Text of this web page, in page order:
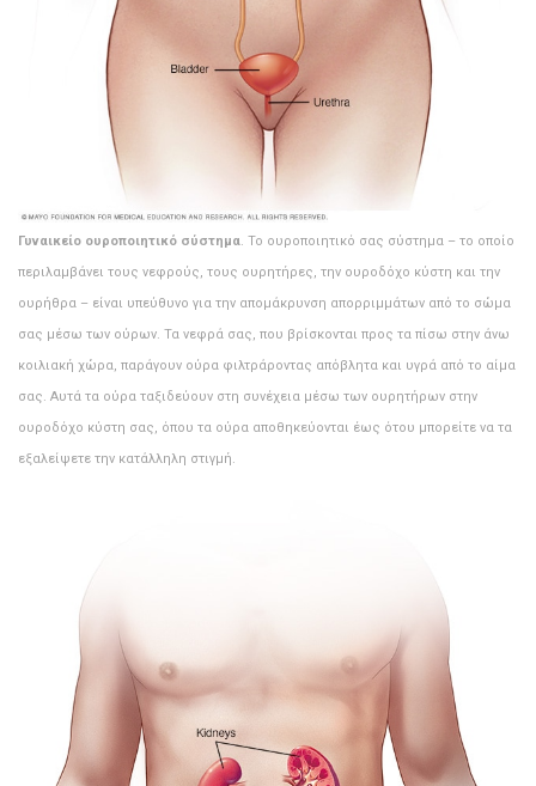
Γυναικείο ουροποιητικό σύστημα. Το ουροποιητικό σας σύστημα – το οποίο
περιλαμβάνει τους νεφρούς, τους ουρητήρες, την ουροδόχο κύστη και την
ουρήθρα – είναι υπεύθυνο για την απομάκρυνση απορριμμάτων από το σώμα
σας μέσω των ούρων. Τα νεφρά σας, που βρίσκονται προς τα πίσω στην άνω
κοιλιακή χώρα, παράγουν ούρα φιλτράροντας απόβλητα και υγρά από το αίμα
σας. Αυτά τα ούρα ταξιδεύουν στη συνέχεια μέσω των ουρητήρων στην
ουροδόχο κύστη σας, όπου τα ούρα αποθηκεύονται έως ότου μπορείτε να τα
εξαλείψετε την κατάλληλη στιγμή.